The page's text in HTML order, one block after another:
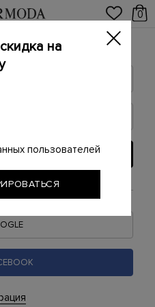
0
на
пользователей